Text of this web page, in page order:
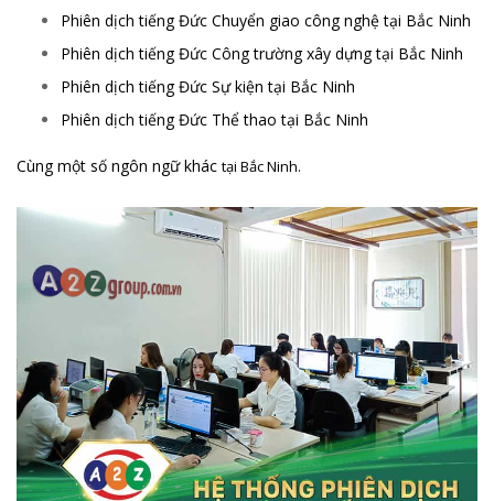
Phiên dịch tiếng Đức Chuyển giao công nghệ tại Bắc Ninh
Phiên dịch tiếng Đức Công trường xây dựng tại Bắc Ninh
Phiên dịch tiếng Đức Sự kiện tại Bắc Ninh
Phiên dịch tiếng Đức Thể thao tại Bắc Ninh
Cùng một số ngôn ngữ khác tại Bắc Ninh.